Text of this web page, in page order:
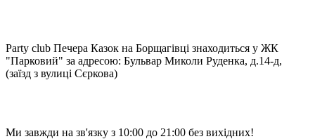
Party club Печера Казок на Борщагівці знаходиться у ЖК
"Парковий" за адресою: Бульвар Миколи Руденка, д.14-д,
(заїзд з вулиці Сєркова)
Ми завжди на зв'язку з 10:00 до 21:00 без вихідних!